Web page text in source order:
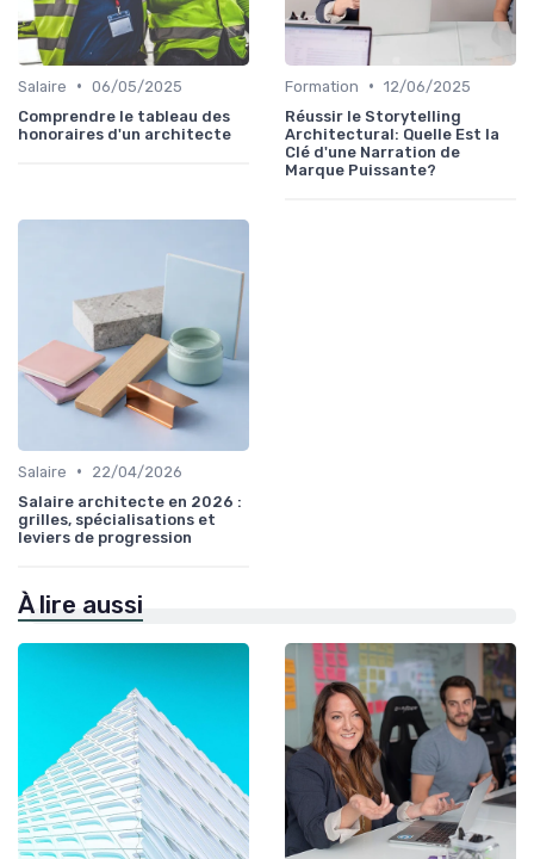
Salaire • 06/05/2025
Comprendre le tableau des
honoraires d'un architecte
Formation • 12/06/2025
Réussir le Storytelling
Architectural: Quelle Est la
Clé d'une Narration de
Marque Puissante?
Salaire •
22/04/2026
Salaire architecte en 2026 :
grilles, spécialisations et
leviers de progression
À lire aussi